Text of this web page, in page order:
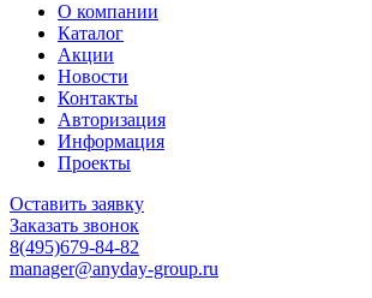
О компании
Каталог
Акции
Новости
Контакты
Авторизация
Информация
Проекты
Оставить заявку
Заказать звонок
8(495)679-84-82
manager@anyday-group.ru